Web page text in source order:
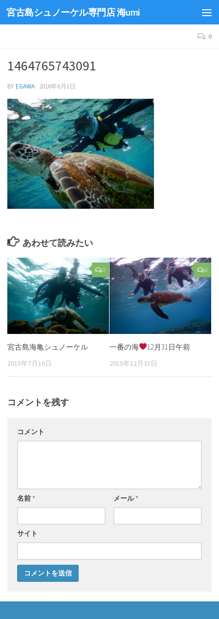
宮古島シュノーケル専門店 海umi
0
1464765743091
BYEGAWA · 2016年6月1日
あわせて読みたい
0
宮古島海亀シュノーケル
2015年7月16日
0
一番の海 12月31日午前
2015年12月31日
コメントを残す
コメント
名前* メール*
サイト